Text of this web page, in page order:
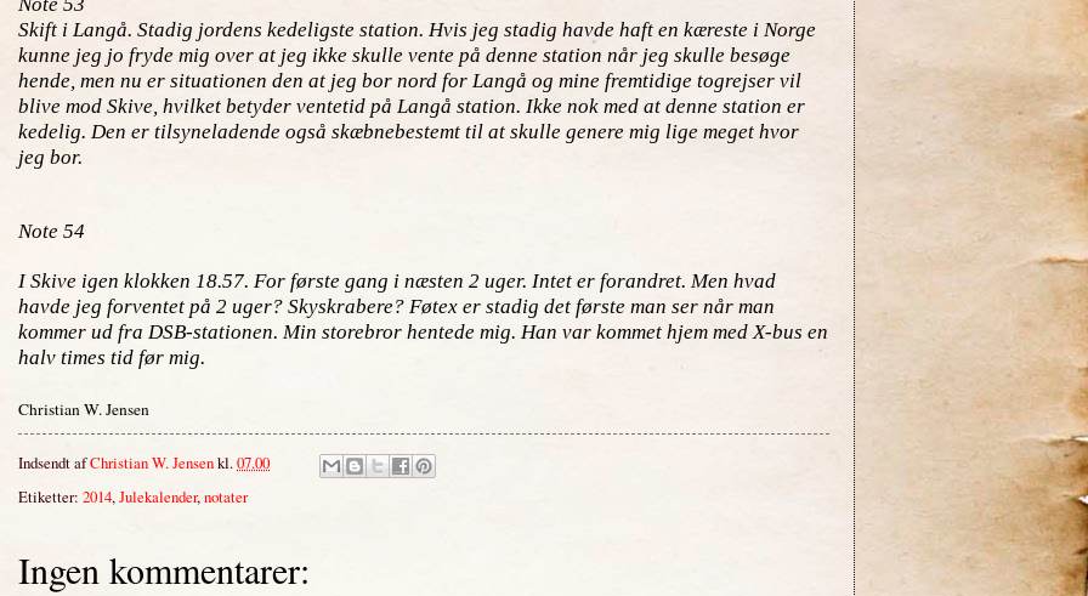
Skift i Langå. Stadig jordens kedeligste station. Hvis jeg stadig havde haft en kæreste i Norge
kunne jeg jo fryde mig over at jeg ikke skulle vente på denne station når jeg skulle besøge
hende, men nu er situationen den at jeg bor nord for Langå og mine fremtidige togrejser vil
blive mod Skive, hvilket betyder ventetid på Langå station. Ikke nok med at denne station er
kedelig. Den er tilsyneladende også skæbnebestemt til at skulle genere mig lige meget hvor
jeg bor.
Note 54
I Skive igen klokken 18.57. For første gang i næsten 2 uger. Intet er forandret. Men hvad
havde jeg forventet på 2 uger? Skyskrabere? Føtex er stadig det første man ser når man
kommer ud fra DSB-stationen. Min storebror hentede mig. Han var kommet hjem med X-bus en
halv times tid før mig.
Christian W. Jensen
Indsendt afChristian W. Jensenkl.07.00
Etiketter: 2014,Julekalender,notater
Ingen kommentarer: